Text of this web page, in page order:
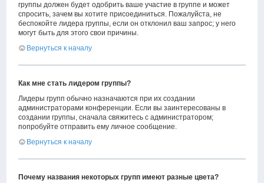
группы должен будет одобрить ваше участие в группе и может
спросить, зачем вы хотите присоединиться. Пожалуйста, не
беспокойте лидера группы, если он отклонил ваш запрос; у него
могут быть для этого свои причины.
Вернуться к началу
Как мне стать лидером группы?
Лидеры групп обычно назначаются при их создании
администраторами конференции. Если вы заинтересованы в
создании группы, сначала свяжитесь с администратором;
попробуйте отправить ему личное сообщение.
Вернуться к началу
Почему названия некоторых групп имеют разные цвета?